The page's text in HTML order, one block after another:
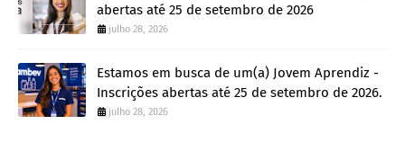
abertas até 25 de setembro de 2026
julho 28, 2026
Estamos em busca de um(a) Jovem Aprendiz -
Inscrições abertas até 25 de setembro de 2026.
julho 28, 2026